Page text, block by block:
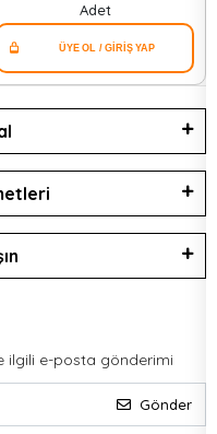
Adet
ilgili e-posta gönderimi
Gönder